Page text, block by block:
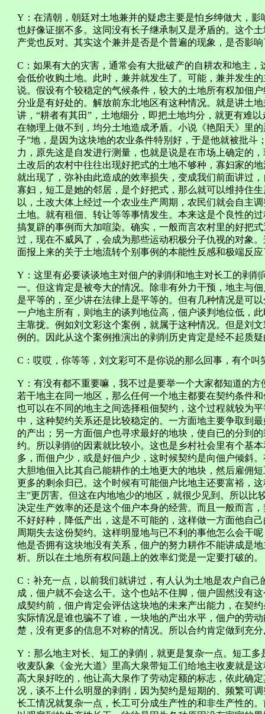
Y：在清朝，朝廷对土地兼并的疑虑主要是怕乡绅做大，
也好像证据不多。这同没有长子继承制又是矛盾的。这个
产党也反对。其实这个兼并是否是个普遍的现象，是否影
C：如果有大的灾害，通常会有大批破产的自耕农和地主
会低价收购土地。此时，兼并就发生了。可能，兼并发生
说。假设有个较稳定的气候条件，较大的土地所有权加佃
分业是有好处的。解放前东北地区有这种情况。就是讲土
讲，“耕者有其田”，土地细分，即把土地均分，就更有难
在物理上做不到，均分土地造成矛盾。小说《艳阳天》里
子”地，是因为这块地的农业条件特别好，于是他就被批斗
力，原先这是自发进行测量，也就是说是在市场上确定的
土改后的农村中往往出现好把式的土地不够种，寡妇家的
就出现了，弥补由此造成的效率损失，变成我们前面讲过
寡妇，短工是她的邻居，是个好把式，那么就可以维持住
以，土改大体上经过一个农业生产周期，农民们就会自主
土地。就有租佃、转让等等事情发生。本来这是个良性的
搞复辟的事例而大加喧染。确实，一般而言农村里的好把
过，现在不威风了，会成为那些运动积极分子仇视的对象
面报上来的关于土地流转个别事例的本能性反感和极端反
Y：这里有必要谈谈地主对佃户的剥削和地主对长工的剥
一。但这肯定是被夸大的情况。除非有外力干预，地主与
是平等的，至少讲在法律上是平等的。但有几种情况是可
一户地主所有，则地主的谈判地位高，佃户谈判地位低，
主靠拢。例如刘文彩这个案例，就属于这种情况。但是刘
例的。因此从这个案例推演出的剥削历史肯定是经不起质
C：哎哎，你等等，刘文彩可不是你说的那么回事，有个叫
Y：有没有都不重要嘛，我不过是要举一个大家都知道的
若干地主在同一地区，那么任何一个地主都要在契约条件
也可以在不同的地主之间选择租佃契约，这个过程就较为
中，这种契约关系还是比较稳定的。一方面地主要争取到
的产出；另一方面佃户也寻求最好的地块，使自已的分到
约。所以剥削的因素就比较小。这也是乡村社会里有个基
多，而佃户少，或是好佃户少，这时候契约是向佃户倾斜
大胆地佃入比其自己能耕作的土地更大的地块，然后雇佣
更多的剩余归已。这个时候有可能佃户比地主还要富裕，
主”更厉害。但这在内地地少的地区，就很少见到。所以
决定生产效率的还是这个佃户本身的经营。而且一般而言
不好好种，降低产出，这是不可能的，这样做一方面他自
周期失去这份契约。这样明显地与已不利的事他怎么会干
他是否拥有这块地没有关系，佃户的努力耕作不能讲成是
析。所以在土地所有权问题上的效率幻觉是一定要打破的。
C：补充一点，以前我们就讲过，有人认为土地是农户自
成，佃户就不会这么干。这个也站不住脚，佃户固然没有
成契约前，佃户肯定会评估这块地的未来产出能力，在契
实际情况是谁也骗不了谁，一块地的产出水平，佃户的劳
楚，没有更多的信息不对称的情况。所以合约肯定做到充
Y：那么地主对长、短工的剥削，就更是复杂一点。短工
收麦队象《金光大道》里高大泉带短工们给地主收麦就是
高大泉好吃的，他让高大泉作了劳动定额的标志，依此确
况，谈不上什么明显的剥削，因为契约是短期的、频繁可
长工情况就复杂一点，长工可分成生产性的和非生产性的